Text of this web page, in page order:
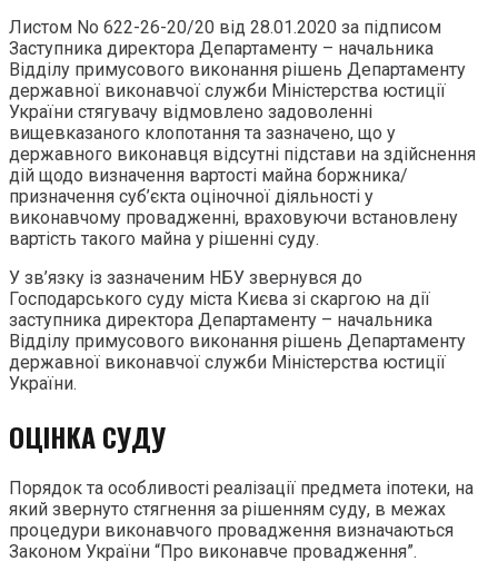
Листом No 622-26-20/20 від 28.01.2020 за підписом
Заступника директора Департаменту – начальника
Відділу примусового виконання рішень Департаменту
державної виконавчої служби Міністерства юстиції
України стягувачу відмовлено задоволенні
вищевказаного клопотання та зазначено, що у
державного виконавця відсутні підстави на здійснення
дій щодо визначення вартості майна боржника/
призначення суб’єкта оціночної діяльності у
виконавчому провадженні, враховуючи встановлену
вартість такого майна у рішенні суду.
У зв’язку із зазначеним НБУ звернувся до
Господарського суду міста Києва зі скаргою на дії
заступника директора Департаменту – начальника
Відділу примусового виконання рішень Департаменту
державної виконавчої служби Міністерства юстиції
України.
ОЦІНКА СУДУ
Порядок та особливості реалізації предмета іпотеки, на
який звернуто стягнення за рішенням суду, в межах
процедури виконавчого провадження визначаються
Законом України “Про виконавче провадження”.